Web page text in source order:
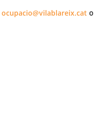
ocupacio@vilablareix.cat o